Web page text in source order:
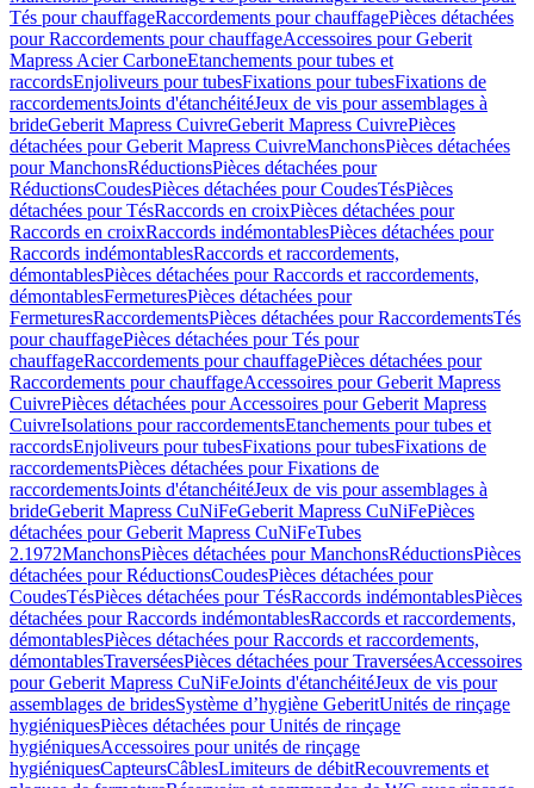
Tés pour chauffageRaccordements pour chauffagePièces détachées
pour Raccordements pour chauffageAccessoires pour Geberit
Mapress Acier CarboneEtanchements pour tubes et
raccordsEnjoliveurs pour tubesFixations pour tubesFixations de
raccordementsJoints d'étanchéitéJeux de vis pour assemblages à
brideGeberit Mapress CuivreGeberit Mapress CuivrePièces
détachées pour Geberit Mapress CuivreManchonsPièces détachées
pour ManchonsRéductionsPièces détachées pour
RéductionsCoudesPièces détachées pour CoudesTésPièces
détachées pour TésRaccords en croixPièces détachées pour
Raccords en croixRaccords indémontablesPièces détachées pour
Raccords indémontablesRaccords et raccordements,
démontablesPièces détachées pour Raccords et raccordements,
démontablesFermeturesPièces détachées pour
FermeturesRaccordementsPièces détachées pour RaccordementsTés
pour chauffagePièces détachées pour Tés pour
chauffageRaccordements pour chauffagePièces détachées pour
Raccordements pour chauffageAccessoires pour Geberit Mapress
CuivrePièces détachées pour Accessoires pour Geberit Mapress
CuivreIsolations pour raccordementsEtanchements pour tubes et
raccordsEnjoliveurs pour tubesFixations pour tubesFixations de
raccordementsPièces détachées pour Fixations de
raccordementsJoints d'étanchéitéJeux de vis pour assemblages à
brideGeberit Mapress CuNiFeGeberit Mapress CuNiFePièces
détachées pour Geberit Mapress CuNiFeTubes
2.1972ManchonsPièces détachées pour ManchonsRéductionsPièces
détachées pour RéductionsCoudesPièces détachées pour
CoudesTésPièces détachées pour TésRaccords indémontablesPièces
détachées pour Raccords indémontablesRaccords et raccordements,
démontablesPièces détachées pour Raccords et raccordements,
démontablesTraverséesPièces détachées pour TraverséesAccessoires
pour Geberit Mapress CuNiFeJoints d'étanchéitéJeux de vis pour
assemblages de bridesSystème d’hygiène GeberitUnités de rinçage
hygiéniquesPièces détachées pour Unités de rinçage
hygiéniquesAccessoires pour unités de rinçage
hygiéniquesCapteursCâblesLimiteurs de débitRecouvrements et